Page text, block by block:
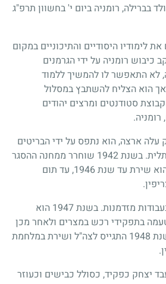
בברילה, רומניה ביום י' בחשוון תרפ"ג
לימודיו היסודיים והתיכוניים במקום
בשנת 1940, עקב כיבוש רומניה על ידי הגרמנים
לא התאפשר לו להמשיך ללמוד
הוא הצליח להשתבץ במסלול
סטודנטים ומרצים יהודים
ארצה, הוא נתפס על ידי הבריטים
והוגלה למחנה הסגר בעתלית. בשנת 1942 שוחרר ממחנה ההסגר
והתגייס לצבא הבריטי. הוא שירת עד שנת 1946, עד תום
עם שחרורו עבד יצחק בעבודות מזדמנות. בשנת 1947 הוא
בתפקידי רכש במצרים ולאחר מכן
שובץ בחי"ש בחיפה. בשנת 1948 התגייס לצה"ל ושירת במלחמת
יצחק כפקיד, כסולל כבישים וכעוזר